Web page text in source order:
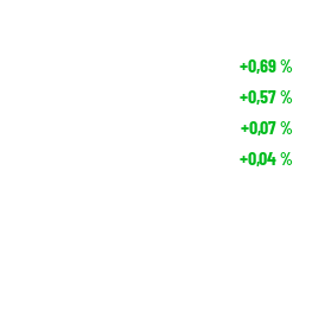
+0,69%
+0,57%
+0,07%
+0,04%